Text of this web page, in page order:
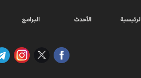
الرئيسية الأحدث البرامج